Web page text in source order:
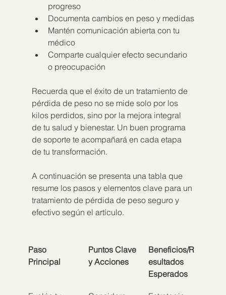
progreso
Documenta cambios en peso y medidas
Mantén comunicación abierta con tu
médico
Comparte cualquier efecto secundario
o preocupación
Recuerda que el éxito de un tratamiento de
pérdida de peso no se mide solo por los
kilos perdidos, sino por la mejora integral
de tu salud y bienestar. Un buen programa
de soporte te acompañará en cada etapa
de tu transformación.
A continuación se presenta una tabla que
resume los pasos y elementos clave para un
tratamiento de pérdida de peso seguro y
efectivo según el artículo.
Paso
Principal
Puntos Clave
y Acciones
Beneficios/R
esultados
Esperados